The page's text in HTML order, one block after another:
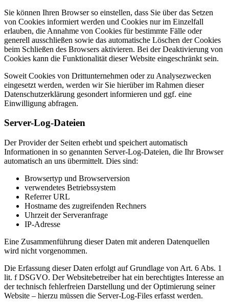
Sie können Ihren Browser so einstellen, dass Sie über das Setzen
von Cookies informiert werden und Cookies nur im Einzelfall
erlauben, die Annahme von Cookies für bestimmte Fälle oder
generell ausschließen sowie das automatische Löschen der Cookies
beim Schließen des Browsers aktivieren. Bei der Deaktivierung von
Cookies kann die Funktionalität dieser Website eingeschränkt sein.
Soweit Cookies von Drittunternehmen oder zu Analysezwecken
eingesetzt werden, werden wir Sie hierüber im Rahmen dieser
Datenschutzerklärung gesondert informieren und ggf. eine
Einwilligung abfragen.
Server-Log-Dateien
Der Provider der Seiten erhebt und speichert automatisch
Informationen in so genannten Server-Log-Dateien, die Ihr Browser
automatisch an uns übermittelt. Dies sind:
Browsertyp und Browserversion
verwendetes Betriebssystem
Referrer URL
Hostname des zugreifenden Rechners
Uhrzeit der Serveranfrage
IP-Adresse
Eine Zusammenführung dieser Daten mit anderen Datenquellen
wird nicht vorgenommen.
Die Erfassung dieser Daten erfolgt auf Grundlage von Art. 6 Abs. 1
lit. f DSGVO. Der Websitebetreiber hat ein berechtigtes Interesse an
der technisch fehlerfreien Darstellung und der Optimierung seiner
Website – hierzu müssen die Server-Log-Files erfasst werden.